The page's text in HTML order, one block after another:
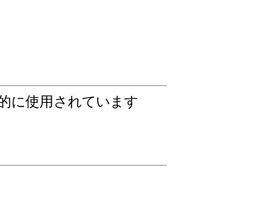
に使用されています